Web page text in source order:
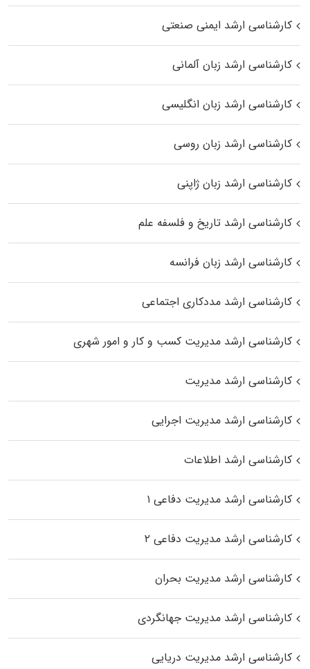
کارشناسی ارشد ایمنی صنعتی
کارشناسی ارشد زبان آلمانی
کارشناسی ارشد زبان انگلیسی
کارشناسی ارشد زبان روسی
کارشناسی ارشد زبان ژاپنی
کارشناسی ارشد تاریخ و فلسفه علم
کارشناسی ارشد زبان فرانسه
کارشناسی ارشد مددکاری اجتماعی
کارشناسی ارشد مدیریت کسب و کار و امور شهری
کارشناسی ارشد مدیریت
کارشناسی ارشد مدیریت اجرایی
کارشناسی ارشد اطلاعات
کارشناسی ارشد مدیریت دفاعی ۱
کارشناسی ارشد مدیریت دفاعی ۲
کارشناسی ارشد مدیریت بحران
کارشناسی ارشد مدیریت جهانگردی
کارشناسی ارشد مدیریت دریایی